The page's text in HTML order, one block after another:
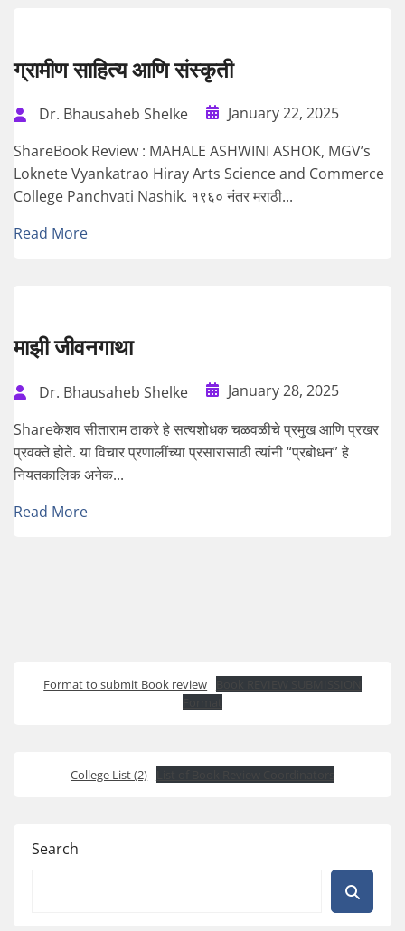
ग्रामीण साहित्य आणि संस्कृती
Dr. Bhausaheb Shelke
January 22, 2025
ShareBook Review : MAHALE ASHWINI ASHOK, MGV’s
Loknete Vyankatrao Hiray Arts Science and Commerce
College Panchvati Nashik. १९६० नंतर मराठी...
Read More
माझी जीवनगाथा
Dr. Bhausaheb Shelke
January 28, 2025
Shareकेशव सीताराम ठाकरे हे सत्यशोधक चळवळीचे प्रमुख आणि प्रखर
प्रवक्ते होते. या विचार प्रणालींच्या प्रसारासाठी त्यांनी “प्रबोधन” हे
नियतकालिक अनेक...
Read More
Format to submit Book review
College List (2)
Search